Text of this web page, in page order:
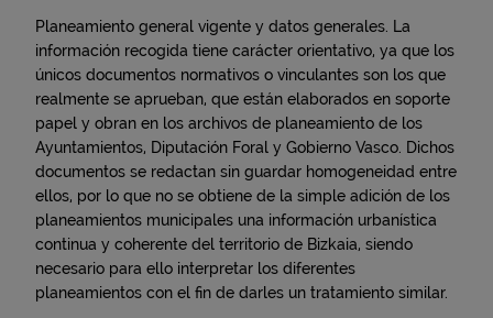
Planeamiento general vigente y datos generales. La
información recogida tiene carácter orientativo, ya que los
únicos documentos normativos o vinculantes son los que
realmente se aprueban, que están elaborados en soporte
papel y obran en los archivos de planeamiento de los
Ayuntamientos, Diputación Foral y Gobierno Vasco. Dichos
documentos se redactan sin guardar homogeneidad entre
ellos, por lo que no se obtiene de la simple adición de los
planeamientos municipales una información urbanística
continua y coherente del territorio de Bizkaia, siendo
necesario para ello interpretar los diferentes
planeamientos con el fin de darles un tratamiento similar.